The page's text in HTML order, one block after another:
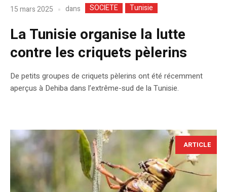
15 mars 2025 dans SOCIETE Tunisie
La Tunisie organise la lutte
contre les criquets pèlerins
De petits groupes de criquets pèlerins ont été récemment
aperçus à Dehiba dans l’extrême-sud de la Tunisie.
ARTICLE